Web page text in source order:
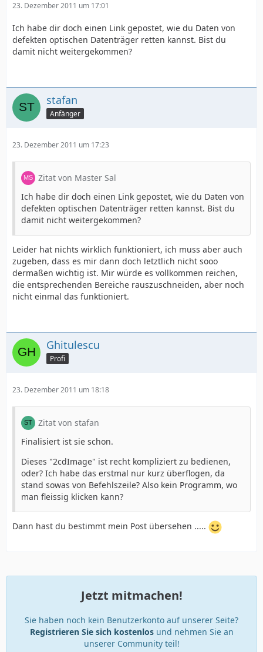
23. Dezember 2011 um 17:01
Ich habe dir doch einen Link gepostet, wie du Daten von
defekten optischen Datenträger retten kannst. Bist du
damit nicht weitergekommen?
stafan
Anfänger
23. Dezember 2011 um 17:23
Zitat von Master Sal
Ich habe dir doch einen Link gepostet, wie du Daten von
defekten optischen Datenträger retten kannst. Bist du
damit nicht weitergekommen?
Leider hat nichts wirklich funktioniert, ich muss aber auch
zugeben, dass es mir dann doch letztlich nicht sooo
dermaßen wichtig ist. Mir würde es vollkommen reichen,
die entsprechenden Bereiche rauszuschneiden, aber noch
nicht einmal das funktioniert.
Ghitulescu
Profi
23. Dezember 2011 um 18:18
Zitat von stafan
Finalisiert ist sie schon.
Dieses "2cdImage" ist recht kompliziert zu bedienen,
oder? Ich habe das erstmal nur kurz überflogen, da
stand sowas von Befehlszeile? Also kein Programm, wo
man fleissig klicken kann?
Dann hast du bestimmt mein Post übersehen .....
Jetzt mitmachen!
Sie haben noch kein Benutzerkonto auf unserer Seite?
Registrieren Sie sich kostenlosund nehmen Sie an
unserer Community teil!